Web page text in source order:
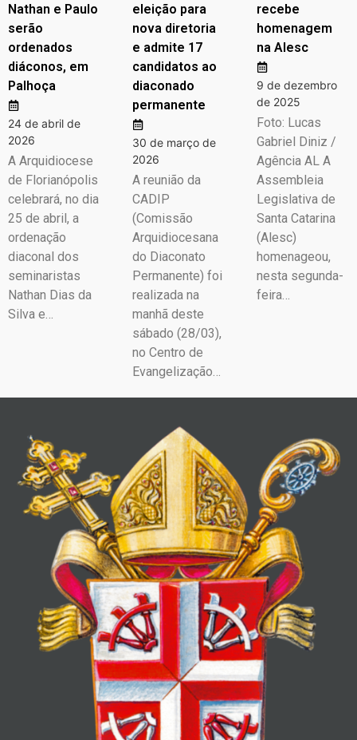
Nathan e Paulo
serão
ordenados
diáconos, em
Palhoça
24 de abril de
2026
A Arquidiocese
de Florianópolis
celebrará, no dia
25 de abril, a
ordenação
diaconal dos
seminaristas
Nathan Dias da
Silva e…
eleição para
nova diretoria
e admite 17
candidatos ao
diaconado
permanente
30 de março de
2026
A reunião da
CADIP
(Comissão
Arquidiocesana
do Diaconato
Permanente) foi
realizada na
manhã deste
sábado (28/03),
no Centro de
Evangelização…
recebe
homenagem
na Alesc
9 de dezembro
de 2025
Foto: Lucas
Gabriel Diniz /
Agência AL A
Assembleia
Legislativa de
Santa Catarina
(Alesc)
homenageou,
nesta segunda-
feira…